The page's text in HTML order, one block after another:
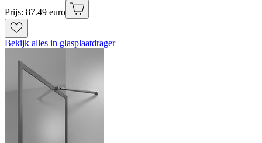
Prijs: 87.49 euro
Bekijk alles in glasplaatdrager